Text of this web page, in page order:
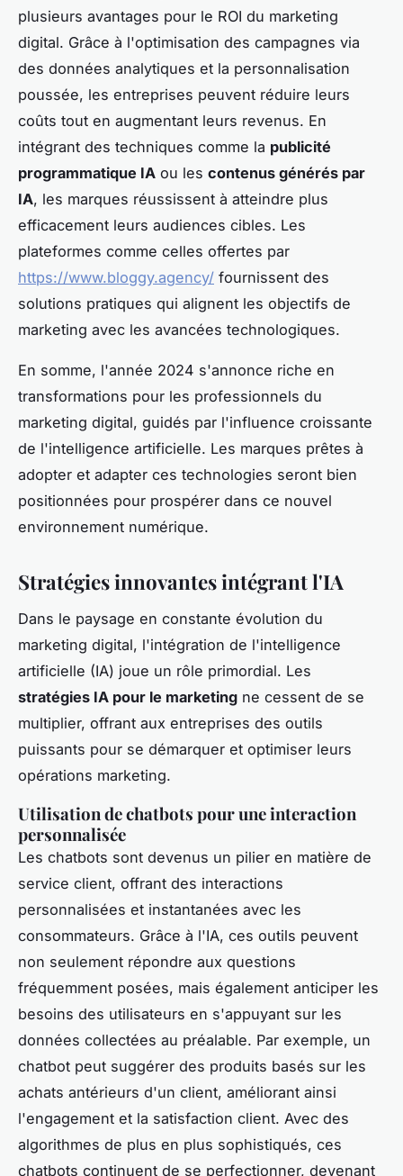
plusieurs avantages pour le ROI du marketing
digital. Grâce à l'optimisation des campagnes via
des données analytiques et la personnalisation
poussée, les entreprises peuvent réduire leurs
coûts tout en augmentant leurs revenus. En
intégrant des techniques comme la publicité
programmatique IA ou les contenus générés par
IA, les marques réussissent à atteindre plus
efficacement leurs audiences cibles. Les
plateformes comme celles offertes par
https://www.bloggy.agency/ fournissent des
solutions pratiques qui alignent les objectifs de
marketing avec les avancées technologiques.
En somme, l'année 2024 s'annonce riche en
transformations pour les professionnels du
marketing digital, guidés par l'influence croissante
de l'intelligence artificielle. Les marques prêtes à
adopter et adapter ces technologies seront bien
positionnées pour prospérer dans ce nouvel
environnement numérique.
Stratégies innovantes intégrant l'IA
Dans le paysage en constante évolution du
marketing digital, l'intégration de l'intelligence
artificielle (IA) joue un rôle primordial. Les
stratégies IA pour le marketing ne cessent de se
multiplier, offrant aux entreprises des outils
puissants pour se démarquer et optimiser leurs
opérations marketing.
Utilisation de chatbots pour une interaction
personnalisée
Les chatbots sont devenus un pilier en matière de
service client, offrant des interactions
personnalisées et instantanées avec les
consommateurs. Grâce à l'IA, ces outils peuvent
non seulement répondre aux questions
fréquemment posées, mais également anticiper les
besoins des utilisateurs en s'appuyant sur les
données collectées au préalable. Par exemple, un
chatbot peut suggérer des produits basés sur les
achats antérieurs d'un client, améliorant ainsi
l'engagement et la satisfaction client. Avec des
algorithmes de plus en plus sophistiqués, ces
chatbots continuent de se perfectionner, devenant